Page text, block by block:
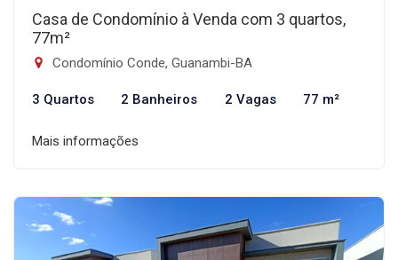
Casa de Condomínio à Venda com 3 quartos,
77m²
Condomínio Conde, Guanambi-BA
3 Quartos 2 Banheiros 2 Vagas 77 m²
Mais informações